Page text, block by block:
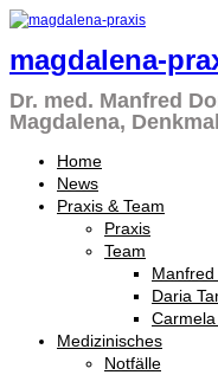
magdalena-
Dr. med. Manfred
Magdalena,
Home
News
Praxis & Team
Praxis
Team
Daria
Medizinisches
Notfälle